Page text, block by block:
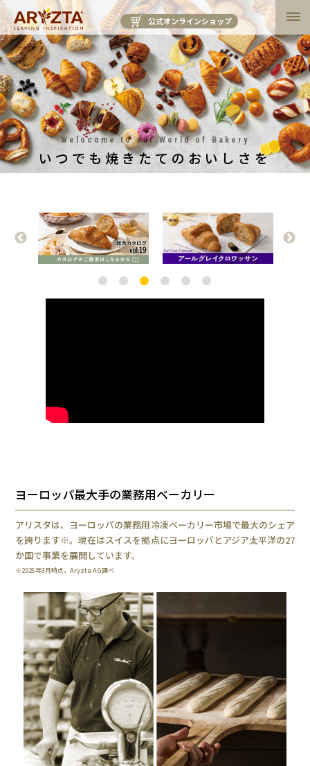
公式オンラインショップ
Welocome to our World of Bakery
いつでも焼きたてのおいしさを
ヨーロッパ最大手の業務用ベーカリー
アリスタは、ヨーロッパの業務用冷凍ベーカリー市場で最大のシェア
を誇ります※。現在はスイスを拠点にヨーロッパとアジア太平洋の27
か国で事業を展開しています。
※2025年3月時点、Aryzta AG調べ